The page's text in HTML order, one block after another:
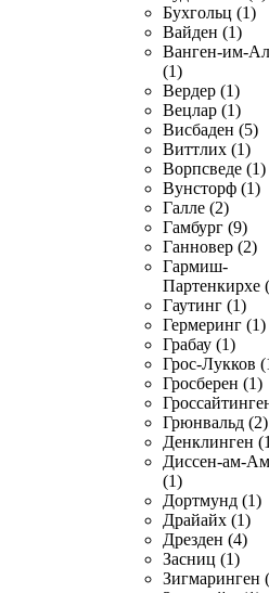
Бухгольц (1)
Вайден (1)
Ванген-им-
(1)
Вердер (1)
Вецлар (1)
Висбаден (5)
Виттлих (1)
Ворпсведе (1)
Вунсторф (1)
Галле (2)
Гамбург (9)
Ганновер (2)
Гармиш-
Партенкирхе
Гаутинг (1)
Гермеринг (1)
Грабау (1)
Грос-Лукков
Гросберен (1)
Грюнвальд (2)
Денклинген
Диссен-ам-
(1)
Дортмунд (1)
Драйайх (1)
Дрезден (4)
Засниц (1)
Зигмаринген